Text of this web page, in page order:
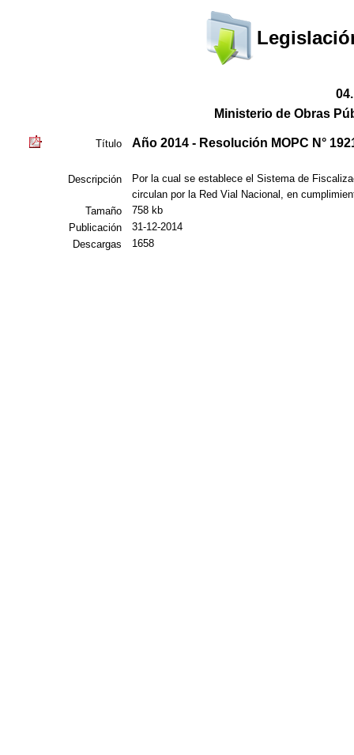
Ministerio de Obras
Título Año 2014 - Resolución MOPC N°
Descripción
Por la cual se establece el Sistema de
circulan por la Red Vial Nacional, en
Tamaño
758 kb
Publicación
31-12-2014
Descargas
1658